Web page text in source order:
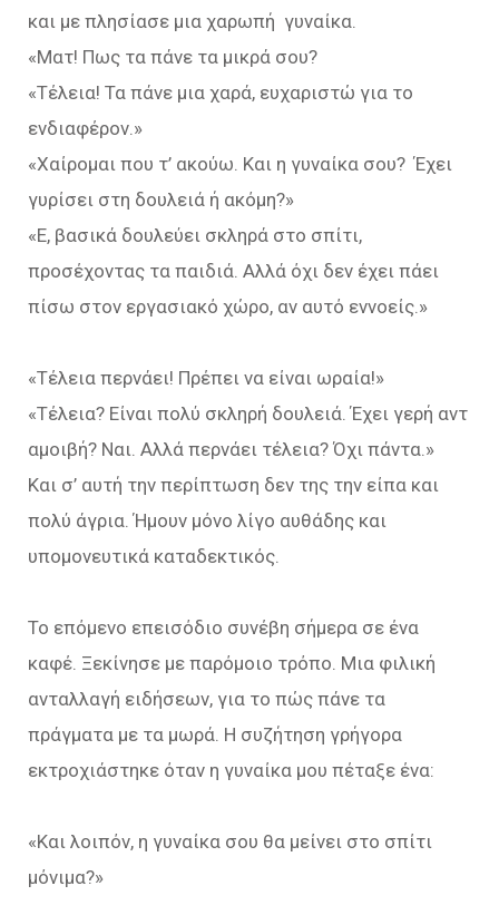
και με πλησίασε μια χαρωπή γυναίκα.
«Ματ! Πως τα πάνε τα μικρά σου?
«Τέλεια! Τα πάνε μια χαρά, ευχαριστώ για το
ενδιαφέρον.»
«Χαίρομαι που τ’ ακούω. Και η γυναίκα σου? Έχει
γυρίσει στη δουλειά ή ακόμη?»
«Ε, βασικά δουλεύει σκληρά στο σπίτι,
προσέχοντας τα παιδιά. Αλλά όχι δεν έχει πάει
πίσω στον εργασιακό χώρο, αν αυτό εννοείς.»
«Τέλεια περνάει! Πρέπει να είναι ωραία!»
«Τέλεια? Είναι πολύ σκληρή δουλειά. Έχει γερή αντ
αμοιβή? Ναι. Αλλά περνάει τέλεια? Όχι πάντα.»
Και σ’ αυτή την περίπτωση δεν της την είπα και
πολύ άγρια. Ήμουν μόνο λίγο αυθάδης και
υπομονευτικά καταδεκτικός.
Το επόμενο επεισόδιο συνέβη σήμερα σε ένα
καφέ. Ξεκίνησε με παρόμοιο τρόπο. Μια φιλική
ανταλλαγή ειδήσεων, για το πώς πάνε τα
πράγματα με τα μωρά. Η συζήτηση γρήγορα
εκτροχιάστηκε όταν η γυναίκα μου πέταξε ένα:
«Και λοιπόν, η γυναίκα σου θα μείνει στο σπίτι
μόνιμα?»